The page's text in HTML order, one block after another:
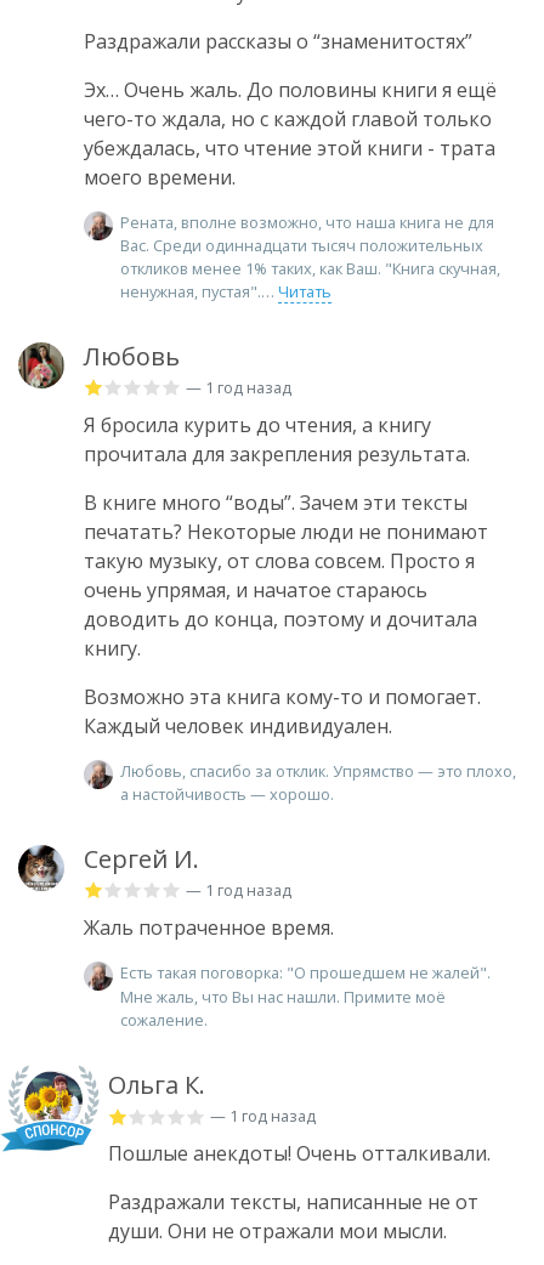
Раздражали рассказы о “знаменитостях”
Эх… Очень жаль. До половины книги я ещё
чего-то ждала, но с каждой главой только
убеждалась, что чтение этой книги - трата
моего времени.
Рената, вполне возможно, что наша книга не для
Вас. Среди одиннадцати тысяч положительных
откликов менее 1% таких, как Ваш. "Книга скучная,
ненужная, пустая".
Читать
Любовь
— 1 год назад
Я бросила курить до чтения, а книгу
прочитала для закрепления результата.
В книге много “воды”. Зачем эти тексты
печатать? Некоторые люди не понимают
такую музыку, от слова совсем. Просто я
очень упрямая, и начатое стараюсь
доводить до конца, поэтому и дочитала
книгу.
Возможно эта книга кому-то и помогает.
Каждый человек индивидуален.
Любовь, спасибо за отклик. Упрямство — это плохо,
а настойчивость — хорошо.
Сергей И.
— 1 год назад
Жаль потраченное время.
Есть такая поговорка: "О прошедшем не жалей".
Мне жаль, что Вы нас нашли. Примите моё
сожаление.
Ольга К.
— 1 год назад
Пошлые анекдоты! Очень отталкивали.
Раздражали тексты, написанные не от
души. Они не отражали мои мысли.